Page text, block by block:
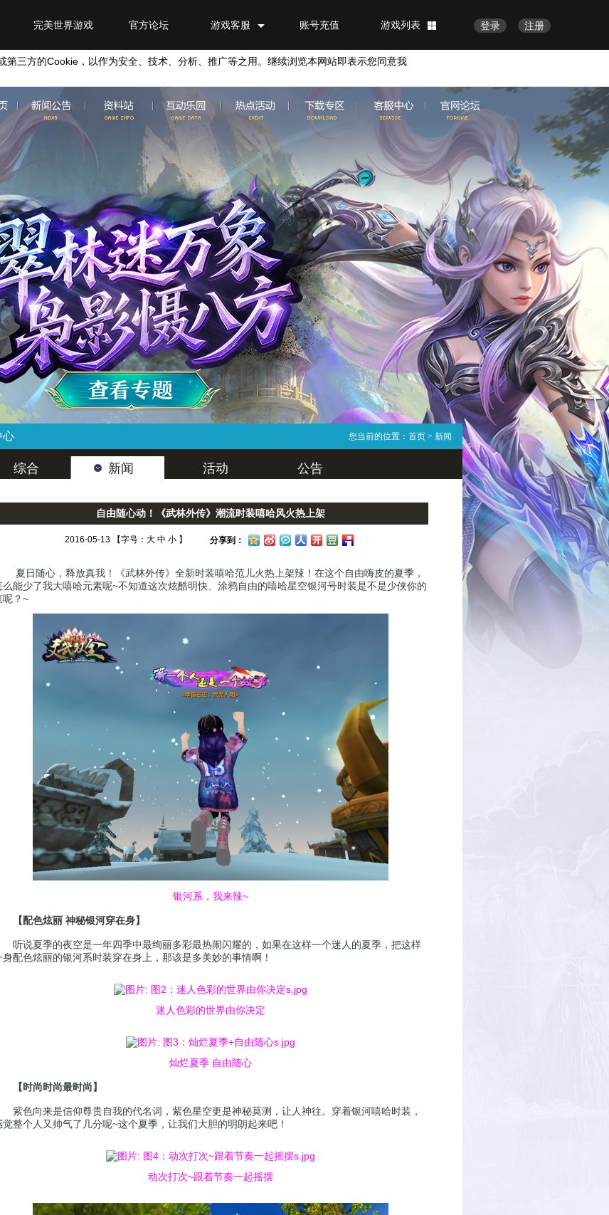
注册
登录
游戏列表
账号充值
游戏客服
官方论坛
完美世界游戏
第三方的Cookie ，以作为安全、技术、分析、推广等之用。继续浏览本网站即表示您同意我
您当前的位置： 首页 > 新闻
心
综合 新闻 活动 公告
自由随心动！《武林外传》潮流时装嘻哈风火热上架
2016-05-13 【字号： 大 中 小】 分享到：
日随心，释放真我！《武林外传》全新时装嘻哈范儿火热上架辣！在这个自由嗨皮的夏季，
么能少了我大嘻哈元素呢~不知道这次炫酷明快、涂鸦自由的嘻哈星空银河号时装是不是少侠你的
呢？~
银河系，我来辣~
【配色炫丽 神秘银河穿在身】
说夏季的夜空是一年四季中最绚丽多彩最热闹闪耀的，如果在这样一个迷人的夏季，把这样
身配色炫丽的银河系时装穿在身上，那该是多美妙的事情啊！
迷人色彩的世界由你决定
灿烂夏季 自由随心
时尚时尚最时尚】
色向来是信仰尊贵自我的代名词，紫色星空更是神秘莫测，让人神往。穿着银河嘻哈时装，
觉整个人又帅气了几分呢~这个夏季，让我们大胆的明朗起来吧！
动次打次~跟着节奏一起摇摆